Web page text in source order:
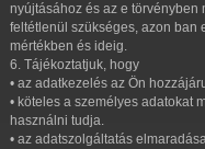
nyújtásához és az e
feltétlenül szükséges, azon ban
mértékben és ideig.
6. Tájékoztatjuk, hogy
• az adatkezelés az Ön
• köteles a személyes adatokat
használni tudja.
• az adatszolgáltatás